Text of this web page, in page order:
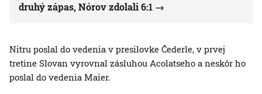
druhý zápas, Nórov zdolali 6:1
Nitru poslal do vedenia v presilovke Čederle, v prvej
tretine Slovan vyrovnal zásluhou Acolatseho a neskôr ho
poslal do vedenia Maier.